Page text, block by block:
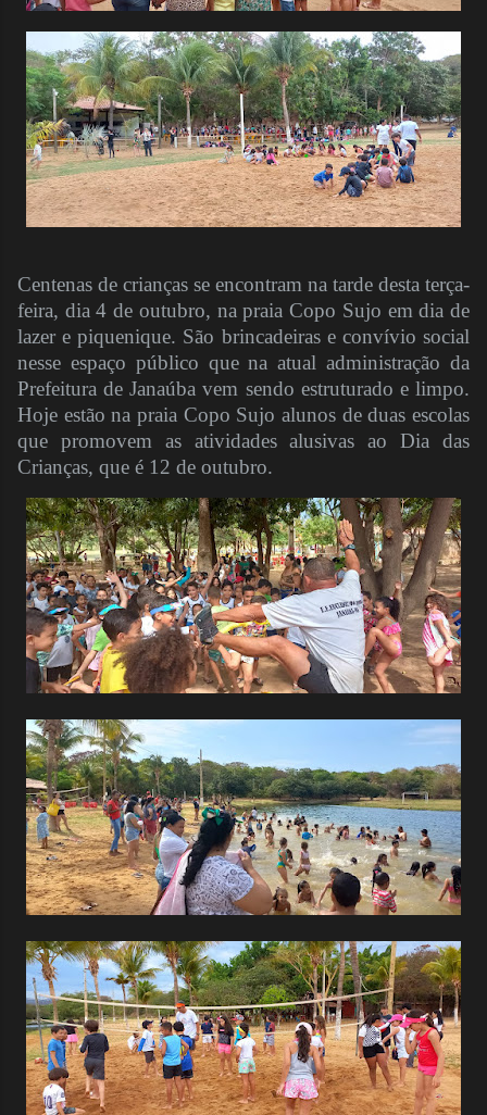
Centenas de crianças se encontram na tarde desta terça-
feira, dia 4 de outubro, na praia Copo Sujo em dia de
lazer e piquenique. São brincadeiras e convívio social
nesse espaço público que na atual administração da
Prefeitura de Janaúba vem sendo estruturado e limpo.
Hoje estão na praia Copo Sujo alunos de duas escolas
que promovem as atividades alusivas ao Dia das
Crianças, que é 12 de outubro.